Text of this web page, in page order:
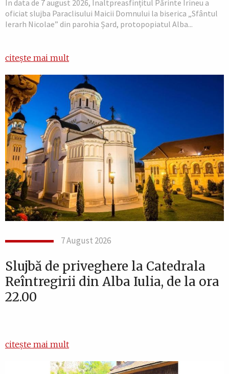
În data de 7 august 2026, Înaltpreasfințitul Părinte Irineu a
oficiat slujba Paraclisului Maicii Domnului la biserica „Sfântul
Ierarh Nicolae” din parohia Șard, protopopiatul Alba...
citește mai mult
7 August 2026
Slujbă de priveghere la Catedrala
Reîntregirii din Alba Iulia, de la ora
22.00
citește mai mult